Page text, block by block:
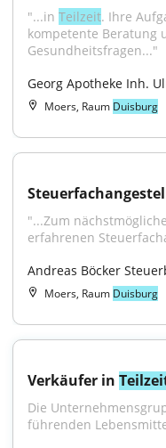
"...in Teilzeit. Ihre
kompetente Beratung
Gesundheitsfragen..."
Georg Apotheke Inh.
Moers, Raum Duisburg
"...Zum
erfahrenen
Andreas Böcker
Moers, Raum Duisburg
Verkäufer in
Die
führenden